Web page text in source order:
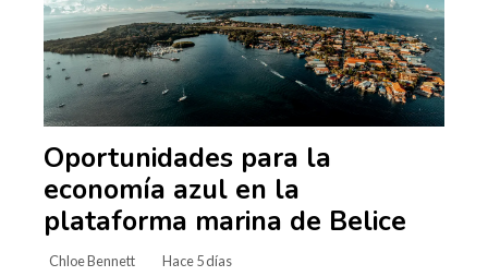
Oportunidades para la
economía azul en la
plataforma marina de Belice
Chloe Bennett Hace 5 días